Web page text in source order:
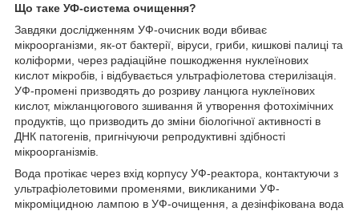
Що таке УФ-система очищення?
Завдяки дослідженням УФ-очисник води вбиває
мікроорганізми, як-от бактерії, віруси, гриби, кишкові палиці та
коліформи, через радіаційне пошкодження нуклеїнових
кислот мікробів, і відбувається ультрафіолетова стерилізація.
УФ-промені призводять до розриву ланцюга нуклеїнових
кислот, міжланцюгового зшивання й утворення фотохімічних
продуктів, що призводить до зміни біологічної активності в
ДНК патогенів, пригнічуючи репродуктивні здібності
мікроорганізмів.
Вода протікає через вхід корпусу УФ-реактора, контактуючи з
ультрафіолетовими променями, викликаними УФ-
мікроміцидною лампою в УФ-очищення, а дезінфікована вода